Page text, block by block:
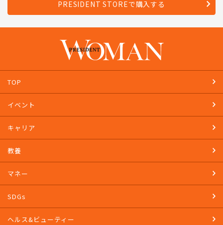
PRESIDENT STOREで購入する
TOP
イベント
キャリア
教養
マネー
SDGs
ヘルス&ビューティー